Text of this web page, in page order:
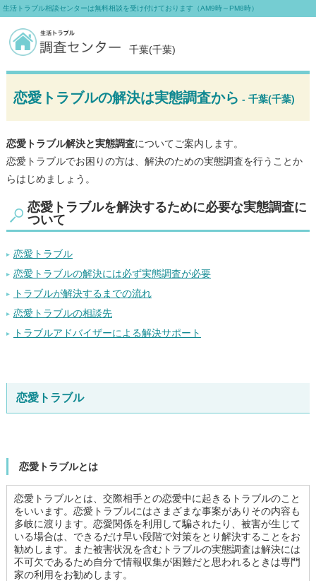
恋愛トラブルの解決は実態調査から - 千葉(千葉)
恋愛トラブル解決と実態調査についてご案内します。
恋愛トラブルでお困りの方は、解決のための実態調査を行うことか
らはじめましょう。
恋愛トラブルを解決するために必要な実態調査に
ついて
恋愛トラブル
恋愛トラブルの解決には必ず実態調査が必要
トラブルが解決するまでの流れ
恋愛トラブルの相談先
トラブルアドバイザーによる解決サポート
恋愛トラブル
恋愛トラブルとは
恋愛トラブルとは、交際相手との恋愛中に起きるトラブルのこと
をいいます。恋愛トラブルにはさまざまな事案がありその内容も
多岐に渡ります。恋愛関係を利用して騙されたり、被害が生じて
いる場合は、できるだけ早い段階で対策をとり解決することをお
勧めします。また被害状況を含むトラブルの実態調査は解決には
不可欠であるため自分で情報収集が困難だと思われるときは専門
家の利用をお勧めします。
千葉(千葉)
生活トラブル相談センターは無料相談を受け付けております（AM9時～PM8時）